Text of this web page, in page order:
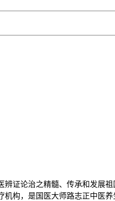
证论治之精髓、传承和发展
构，是国医大师路志正中医